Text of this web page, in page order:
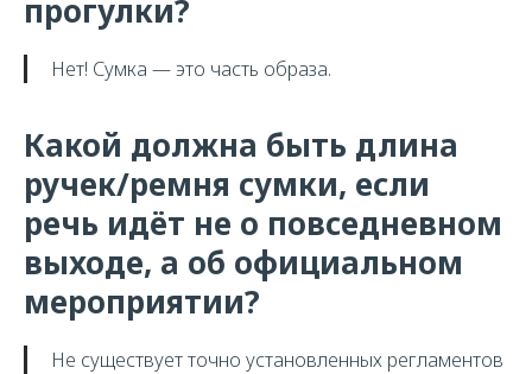
прогулки?
Нет! Сумка — это часть образа.
Какой должна быть длина
ручек/ремня сумки, если
речь идёт не о повседневном
выходе, а об официальном
мероприятии?
Не существует точно установленных регламентов